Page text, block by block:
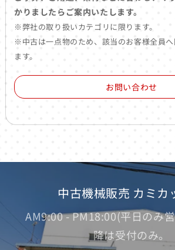
かりましたらご案内いたします。
※弊社の取り扱いカテゴリに限ります。
※中古は一点物のため、該当のお客様全員
ます。
お問い合わせ
中古機械販売 カミカ
AM9:00 - PM18:00(平日のみ
降は受付のみ。